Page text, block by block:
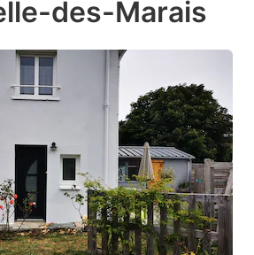
des-Marais